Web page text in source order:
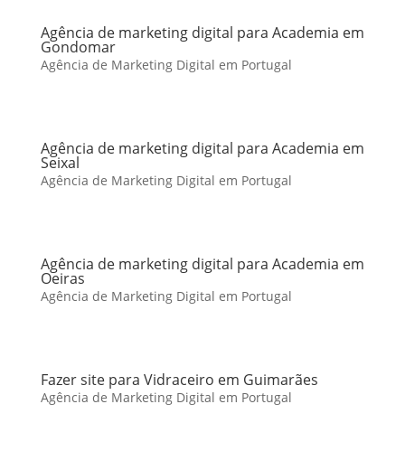
Agência de marketing digital para Academia em
Gondomar
Agência de Marketing Digital em Portugal
Agência de marketing digital para Academia em
Seixal
Agência de Marketing Digital em Portugal
Agência de marketing digital para Academia em
Oeiras
Agência de Marketing Digital em Portugal
Fazer site para Vidraceiro em Guimarães
Agência de Marketing Digital em Portugal